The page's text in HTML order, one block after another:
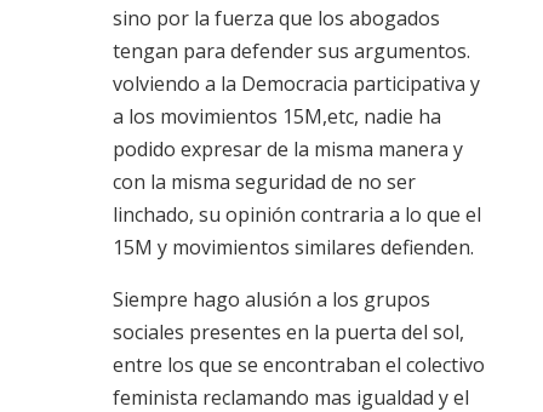
sino por la fuerza que los abogados
tengan para defender sus argumentos.
volviendo a la Democracia participativa y
a los movimientos 15M,etc, nadie ha
podido expresar de la misma manera y
con la misma seguridad de no ser
linchado, su opinión contraria a lo que el
15M y movimientos similares defienden.
Siempre hago alusión a los grupos
sociales presentes en la puerta del sol,
entre los que se encontraban el colectivo
feminista reclamando mas igualdad y el